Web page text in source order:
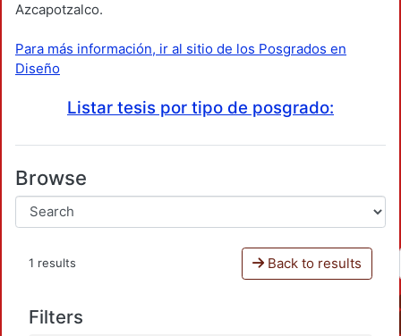
Azcapotzalco.
Para más información, ir al sitio de los Posgrados en
Diseño
Listar tesis por tipo de posgrado:
Browse
1 results Back to results
Filters